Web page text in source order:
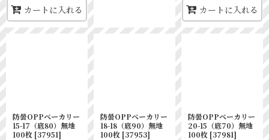
カートに入れる カートに入れる
防曇OPPベーカリー
15-17（底80）無地
100枚 [37951]
防曇OPPベーカリー
18-18（底90）無地
100枚 [37953]
防曇OPPベーカリー
20-15（底70）無地
100枚 [37981]